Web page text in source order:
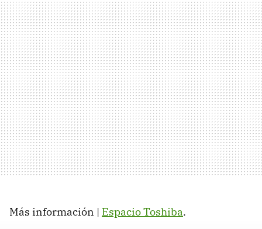
Más información | Espacio Toshiba.